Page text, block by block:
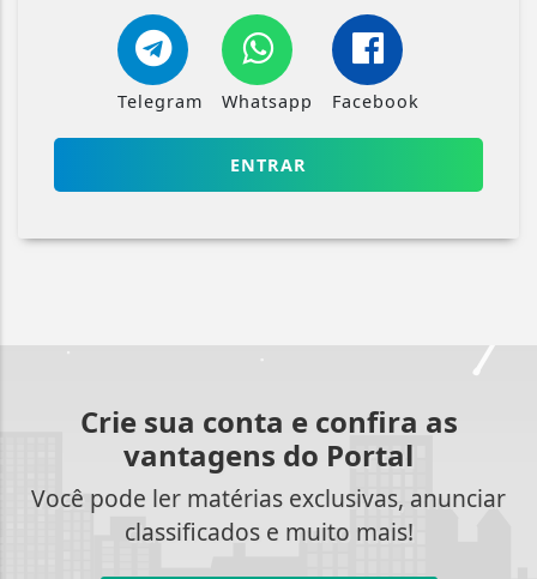
Telegram Whatsapp Facebook
ENTRAR
Crie sua conta e confira as
vantagens do Portal
Você pode ler matérias exclusivas, anunciar
classificados e muito mais!